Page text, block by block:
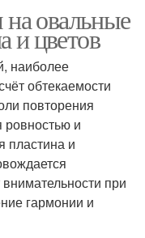
овальные
и цветов
наиболее
обтекаемости
повторения
ровностью и
пластина и
при
гармонии и